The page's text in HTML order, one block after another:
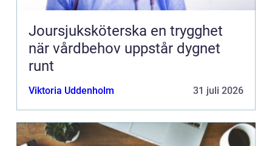
Joursjuksköterska en trygghet
när vårdbehov uppstår dygnet
runt
Viktoria Uddenholm 31 juli 2026